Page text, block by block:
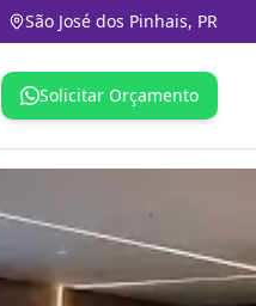
São José dos Pinhais, PR
Solicitar Orçamento